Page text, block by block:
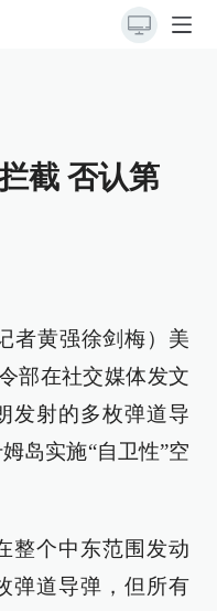
截 否认第
者黄强徐剑梅）美
部在社交媒体发文
发射的多枚弹道导
岛实施“自卫性”空
整个中东范围发动
弹道导弹，但所有